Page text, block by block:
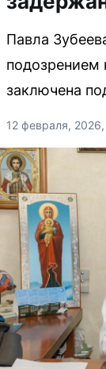
Павла
подозрением
заключена
12 февраля,